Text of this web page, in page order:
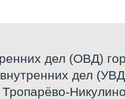
дел (ОВД)
дел